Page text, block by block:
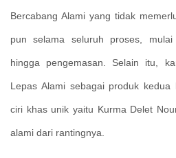
Bercabang Alami yang tidak
pun selama seluruh proses, mulai
hingga pengemasan. Selain itu,
Lepas Alami sebagai produk kedua
ciri khas unik yaitu Kurma Delet
alami dari rantingnya.